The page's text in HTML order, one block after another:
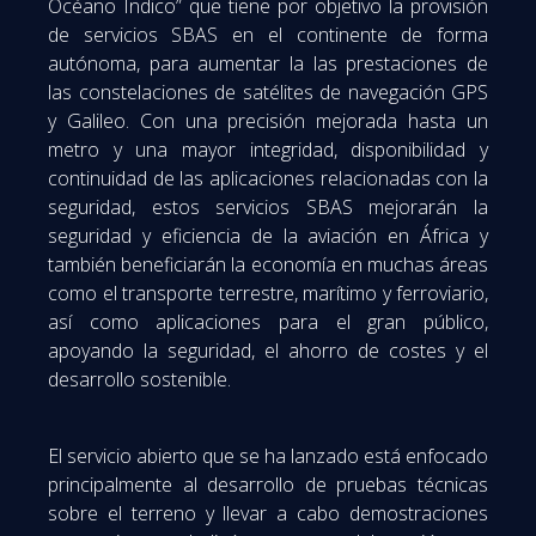
Océano Índico” que tiene por objetivo la provisión
de servicios SBAS en el continente de forma
autónoma, para aumentar la las prestaciones de
las constelaciones de satélites de navegación GPS
y Galileo. Con una precisión mejorada hasta un
metro y una mayor integridad, disponibilidad y
continuidad de las aplicaciones relacionadas con la
seguridad, estos servicios SBAS mejorarán la
seguridad y eficiencia de la aviación en África y
también beneficiarán la economía en muchas áreas
como el transporte terrestre, marítimo y ferroviario,
así como aplicaciones para el gran público,
apoyando la seguridad, el ahorro de costes y el
desarrollo sostenible.
El servicio abierto que se ha lanzado está enfocado
principalmente al desarrollo de pruebas técnicas
sobre el terreno y llevar a cabo demostraciones